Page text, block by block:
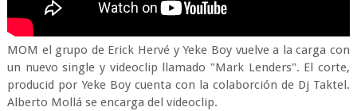
MOM el grupo de Erick Hervé y Yeke Boy vuelve a la carga con
un nuevo single y videoclip llamado "Mark Lenders". El corte,
producid por Yeke Boy cuenta con la colaborción de Dj Taktel.
Alberto Mollá se encarga del videoclip.